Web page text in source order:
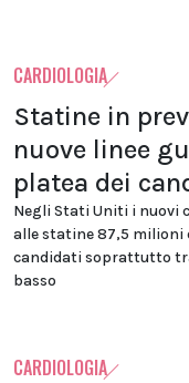
CARDIOLOGIA
Statine in
nuove linee
platea dei
Negli Stati Uniti i nuovi
alle statine 87,5 milioni
candidati soprattutto
basso
CARDIOLOGIA